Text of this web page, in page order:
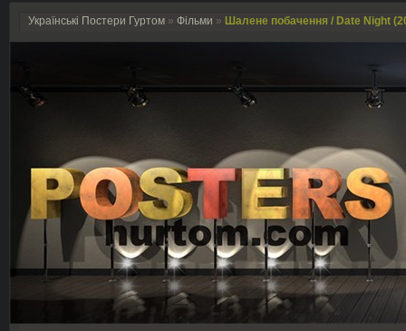
Українські Постери Гуртом » Фільми » Шалене побачення / Date Night